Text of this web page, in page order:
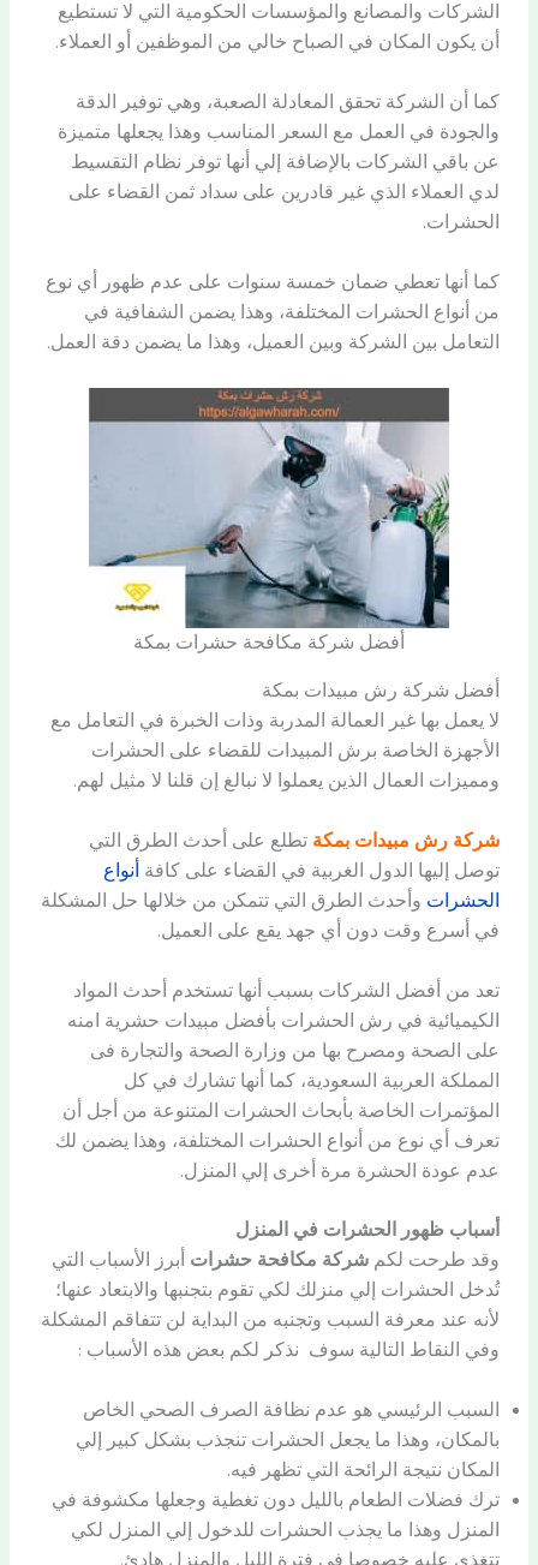
الشركات والمصانع والمؤسسات الحكومية التي لا تستطيع
أن يكون المكان في الصباح خالي من الموظفين أو العملاء.
كما أن الشركة تحقق المعادلة الصعبة، وهي توفير الدقة
والجودة في العمل مع السعر المناسب وهذا يجعلها متميزة
عن باقي الشركات بالإضافة إلي أنها توفر نظام التقسيط
لدي العملاء الذي غير قادرين على سداد ثمن القضاء على
الحشرات.
كما أنها تعطي ضمان خمسة سنوات على عدم ظهور أي نوع
من أنواع الحشرات المختلفة، وهذا يضمن الشفافية في
التعامل بين الشركة وبين العميل، وهذا ما يضمن دقة العمل.
أفضل شركة مكافحة حشرات بمكة
أفضل شركة رش مبيدات بمكة
لا يعمل بها غير العمالة المدربة وذات الخبرة في التعامل مع
الأجهزة الخاصة برش المبيدات للقضاء على الحشرات
ومميزات العمال الذين يعملوا لا نبالغ إن قلنا لا مثيل لهم.
شركة رش مبيدات بمكة تطلع على أحدث الطرق التي
توصل إليها الدول الغربية في القضاء على كافة أنواع
الحشرات وأحدث الطرق التي تتمكن من خلالها حل المشكلة
في أسرع وقت دون أي جهد يقع على العميل.
تعد من أفضل الشركات بسبب أنها تستخدم أحدث المواد
الكيميائية في رش الحشرات بأفضل مبيدات حشرية امنه
على الصحة ومصرح بها من وزارة الصحة والتجارة فى
المملكة العربية السعودية، كما أنها تشارك في كل
المؤتمرات الخاصة بأبحاث الحشرات المتنوعة من أجل أن
تعرف أي نوع من أنواع الحشرات المختلفة، وهذا يضمن لك
عدم عودة الحشرة مرة أخرى إلي المنزل.
أسباب ظهور الحشرات في المنزل
وقد طرحت لكمشركة مكافحة حشرات أبرز الأسباب التي
تُدخل الحشرات إلي منزلك لكي تقوم بتجنبها والابتعاد عنها؛
لأنه عند معرفة السبب وتجنبه من البداية لن تتفاقم المشكلة
وفي النقاط التالية سوف نذكر لكم بعض هذه الأسباب :
السبب الرئيسي هو عدم نظافة الصرف الصحي الخاص
بالمكان، وهذا ما يجعل الحشرات تنجذب بشكل كبير إلي
المكان نتيجة الرائحة التي تظهر فيه.
ترك فضلات الطعام بالليل دون تغطية وجعلها مكشوفة في
المنزل وهذا ما يجذب الحشرات للدخول إلي المنزل لكي
تتغذي عليه خصوصا في فترة الليل والمنزل هادئ.